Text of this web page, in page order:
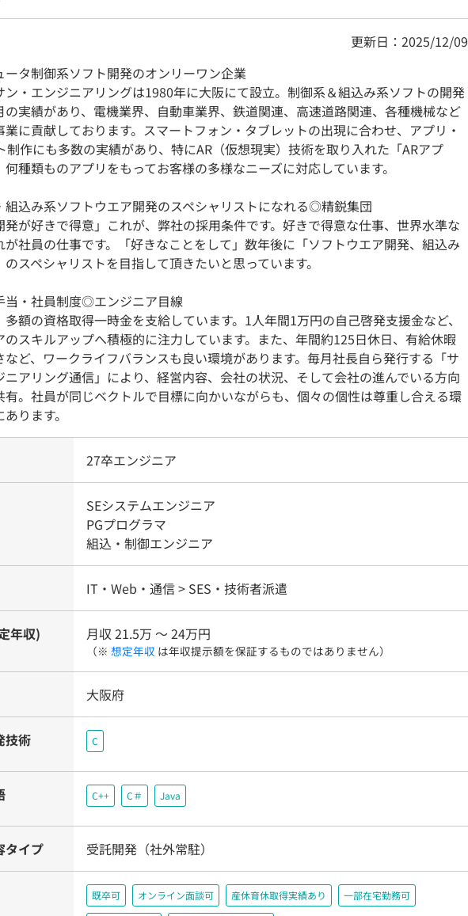
更新日：2025/12/09
タ制御系ソフト開発のオンリーワン企業
ン・エンジニアリングは1980年に大阪にて設立。制御系＆組込み系ソフトの開発
の実績があり、電機業界、自動車業界、鉄道関連、高速道路関連、各種機械など
業に貢献しております。スマートフォン・タブレットの出現に合わせ、アプリ・
制作にも多数の実績があり、特にAR（仮想現実）技術を取り入れた「ARアプ
何種類ものアプリをもってお客様の多様なニーズに対応しています。
込み系ソフトウエア開発のスペシャリストになれる◎精鋭集団
発が好きで得意」これが、弊社の採用条件です。好きで得意な仕事、世界水準な
が社員の仕事です。「好きなことをして」数年後に「ソフトウエア開発、組込み
スペシャリストを目指して頂きたいと思っています。
・社員制度◎エンジニア目線
多額の資格取得一時金を支給しています。1人年間1万円の自己啓発支援金など、
のスキルアップへ積極的に注力しています。また、年間約125日休日、有給休暇
など、ワークライフバランスも良い環境があります。毎月社長自ら発行する「サ
ニアリング通信」により、経営内容、会社の状況、そして会社の進んでいる方向
有。社員が同じベクトルで目標に向かいながらも、個々の個性は尊重し合える環
ります。
27卒エンジニア
SEシステムエンジニア
PGプログラマ
組込・制御エンジニア
IT・Web・通信 > SES・技術者派遣
年収) 月収 21.5万 〜 24万円
（※ 想定年収 は年収提示額を保証するものではありません）
大阪府
技術 C
C++ C＃ Java
タイプ 受託開発（社外常駐）
既卒可 オンライン面談可 産休育休取得実績あり 一部在宅勤務可